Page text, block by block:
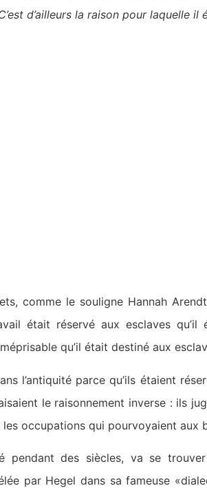
d’ailleurs la raison pour laquelle il
comme le souligne Hannah
était réservé aux esclaves qu’il
qu’il était destiné aux
l’antiquité parce qu’ils étaient
le raisonnement inverse : ils
occupations qui pourvoyaient aux
pendant des siècles, va se trouver
par Hegel dans sa fameuse